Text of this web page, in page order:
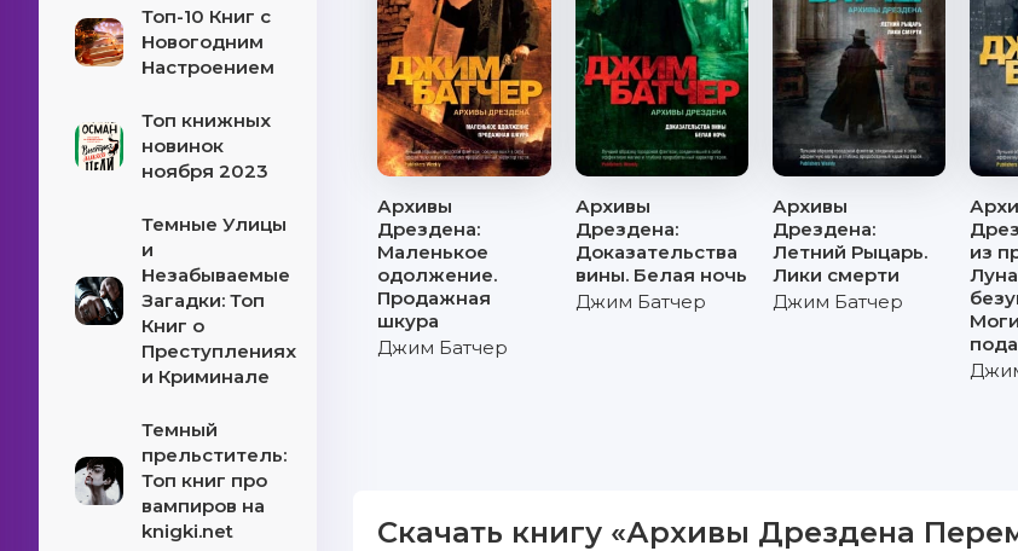
Топ-10 Книг с
Новогодним
Настроением
Топ книжных
новинок
ноября 2023
Темные Улицы
и
Незабываемые
Загадки: Топ
Книг о
Преступлениях
и Криминале
Темный
прельститель:
Топ книг про
вампиров на
knigki.net
Архивы
Дрездена:
Маленькое
одолжение.
Продажная
шкура
Джим Батчер
Архивы
Дрездена:
Доказательства
вины. Белая ночь
Джим Батчер
Архивы
Дрездена:
Летний Рыцарь.
Лики смерти
Джим Батчер
из
Скачать книгу «Архивы Дрездена